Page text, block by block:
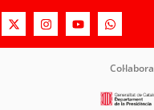
Col·labora